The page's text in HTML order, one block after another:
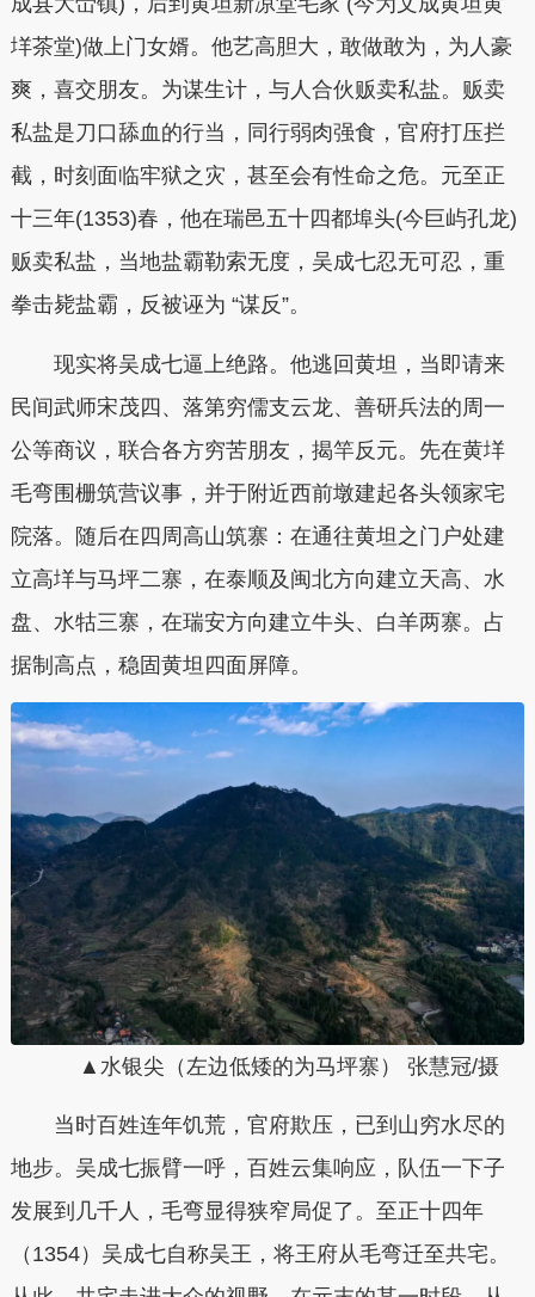
垟茶堂)做上门女婿。他艺高胆大，敢做敢为，为人豪
爽，喜交朋友。为谋生计，与人合伙贩卖私盐。贩卖
私盐是刀口舔血的行当，同行弱肉强食，官府打压拦
截，时刻面临牢狱之灾，甚至会有性命之危。元至正
十三年(1353)春，他在瑞邑五十四都埠头(今巨屿孔龙)
贩卖私盐，当地盐霸勒索无度，吴成七忍无可忍，重
拳击毙盐霸，反被诬为 “谋反”。
现实将吴成七逼上绝路。他逃回黄坦，当即请来
民间武师宋茂四、落第穷儒支云龙、善研兵法的周一
公等商议，联合各方穷苦朋友，揭竿反元。先在黄垟
毛弯围栅筑营议事，并于附近西前墩建起各头领家宅
院落。随后在四周高山筑寨：在通往黄坦之门户处建
立高垟与马坪二寨，在泰顺及闽北方向建立天高、水
盘、水牯三寨，在瑞安方向建立牛头、白羊两寨。占
据制高点，稳固黄坦四面屏障。
▲水银尖（左边低矮的为马坪寨） 张慧冠/摄
当时百姓连年饥荒，官府欺压，已到山穷水尽的
地步。吴成七振臂一呼，百姓云集响应，队伍一下子
发展到几千人，毛弯显得狭窄局促了。 至正十四年
（1354）吴成七自称吴王，将王府从毛弯迁至共宅。